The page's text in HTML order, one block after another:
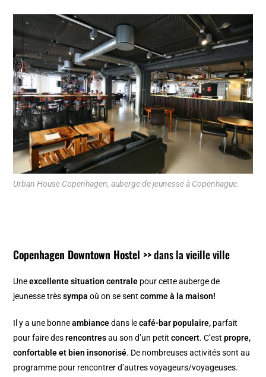
Urban House Copenhagen, auberge de jeunesse à Copenhague.
Copenhagen Downtown Hostel >>dans la vieille ville
Uneexcellente situation centrale pour cette auberge de
jeunesse trèssympa où on se sentcomme à la maison!
Il y a une bonneambiancedans lecafé-bar populaire, parfait
pour faire desrencontresau son d’un petitconcert. C’estpropre,
confortable et bien insonorisé. De nombreuses activités sont au
programme pour rencontrer d’autres voyageurs/voyageuses.